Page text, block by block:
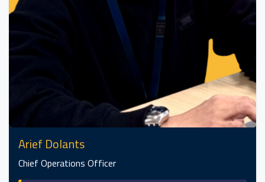
Arief Dolants
Chief Operations Officer